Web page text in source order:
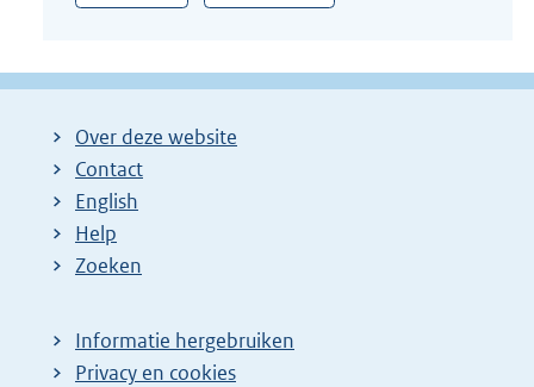
Over deze website
Contact
English
Help
Zoeken
Informatie hergebruiken
Privacy en cookies